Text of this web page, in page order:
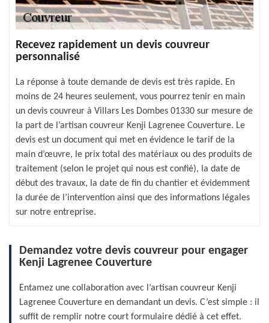
Recevez rapidement un devis couvreur
personnalisé
La réponse à toute demande de devis est très rapide. En
moins de 24 heures seulement, vous pourrez tenir en main
un devis couvreur à Villars Les Dombes 01330 sur mesure de
la part de l’artisan couvreur Kenji Lagrenee Couverture. Le
devis est un document qui met en évidence le tarif de la
main d’œuvre, le prix total des matériaux ou des produits de
traitement (selon le projet qui nous est confié), la date de
début des travaux, la date de fin du chantier et évidemment
la durée de l’intervention ainsi que des informations légales
sur notre entreprise.
Demandez votre devis couvreur pour engager
Kenji Lagrenee Couverture
Entamez une collaboration avec l’artisan couvreur Kenji
Lagrenee Couverture en demandant un devis. C’est simple : il
suffit de remplir notre court formulaire dédié à cet effet.